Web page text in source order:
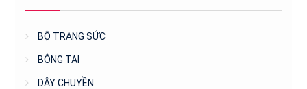
BỘ TRANG SỨC
BÔNG TAI
DÂY CHUYỀN